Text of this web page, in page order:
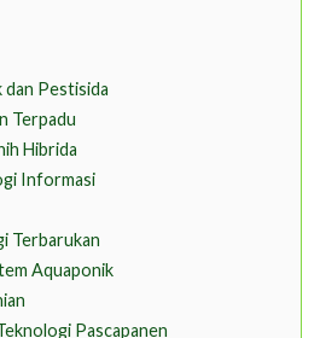
dan Pestisida
Terpadu
Hibrida
Informasi
Terbarukan
Aquaponik
Pascapanen